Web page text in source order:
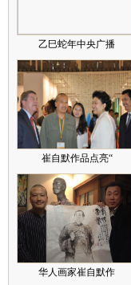
乙巳蛇年中央广播
崔自默作品点亮“
华人画家崔自默作